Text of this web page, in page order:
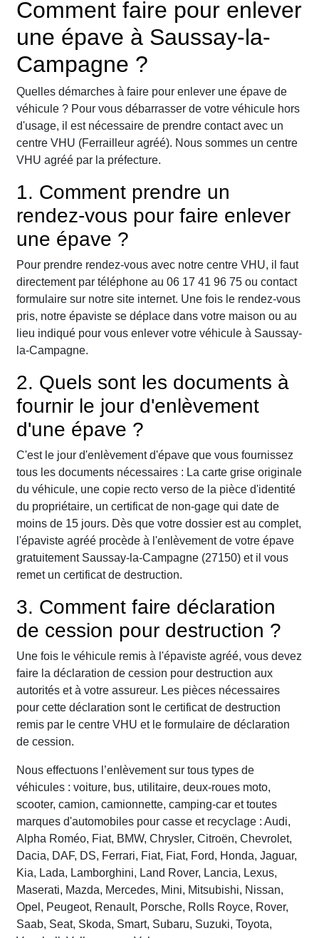
Comment faire pour enlever
une épave à Saussay-la-
Campagne ?
Quelles démarches à faire pour enlever une épave de
véhicule ? Pour vous débarrasser de votre véhicule hors
d'usage, il est nécessaire de prendre contact avec un
centre VHU (Ferrailleur agréé). Nous sommes un centre
VHU agréé par la préfecture.
1. Comment prendre un
rendez-vous pour faire enlever
une épave ?
Pour prendre rendez-vous avec notre centre VHU, il faut
directement par téléphone au 06 17 41 96 75 ou contact
formulaire sur notre site internet. Une fois le rendez-vous
pris, notre épaviste se déplace dans votre maison ou au
lieu indiqué pour vous enlever votre véhicule à Saussay-
la-Campagne.
2. Quels sont les documents à
fournir le jour d'enlèvement
d'une épave ?
C'est le jour d'enlèvement d'épave que vous fournissez
tous les documents nécessaires : La carte grise originale
du véhicule, une copie recto verso de la pièce d'identité
du propriétaire, un certificat de non-gage qui date de
moins de 15 jours. Dès que votre dossier est au complet,
l'épaviste agréé procède à l'enlèvement de votre épave
gratuitement Saussay-la-Campagne (27150) et il vous
remet un certificat de destruction.
3. Comment faire déclaration
de cession pour destruction ?
Une fois le véhicule remis à l'épaviste agréé, vous devez
faire la déclaration de cession pour destruction aux
autorités et à votre assureur. Les pièces nécessaires
pour cette déclaration sont le certificat de destruction
remis par le centre VHU et le formulaire de déclaration
de cession.
Nous effectuons l’enlèvement sur tous types de
véhicules : voiture, bus, utilitaire, deux-roues moto,
scooter, camion, camionnette, camping-car et toutes
marques d'automobiles pour casse et recyclage : Audi,
Alpha Roméo, Fiat, BMW, Chrysler, Citroën, Chevrolet,
Dacia, DAF, DS, Ferrari, Fiat, Fiat, Ford, Honda, Jaguar,
Kia, Lada, Lamborghini, Land Rover, Lancia, Lexus,
Maserati, Mazda, Mercedes, Mini, Mitsubishi, Nissan,
Opel, Peugeot, Renault, Porsche, Rolls Royce, Rover,
Saab, Seat, Skoda, Smart, Subaru, Suzuki, Toyota,